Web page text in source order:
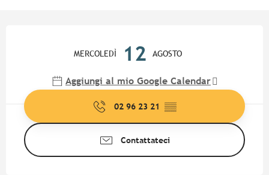
MERCOLEDÌ 12 AGOSTO
Aggiungi al mio Google Calendar
02 96 23 21 ▒▒
Contattateci